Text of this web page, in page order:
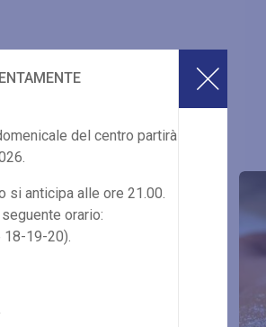
del centro partirà
si anticipa alle ore 21.00.
orario:
19-20).